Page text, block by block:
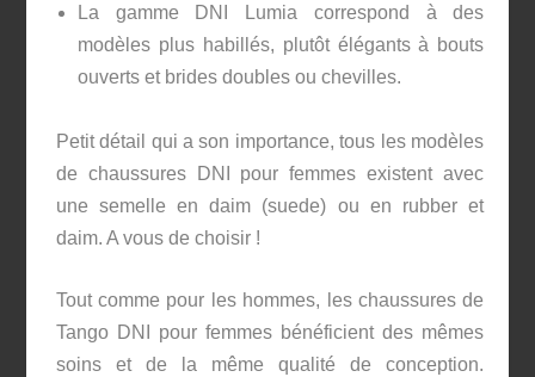
La gamme DNI Lumia correspond à des
modèles plus habillés, plutôt élégants à bouts
ouverts et brides doubles ou chevilles.
Petit détail qui a son importance, tous les modèles
de chaussures DNI pour femmes existent avec
une semelle en daim (suede) ou en rubber et
daim. A vous de choisir !
Tout comme pour les hommes, les chaussures de
Tango DNI pour femmes bénéficient des mêmes
soins et de la même qualité de conception.